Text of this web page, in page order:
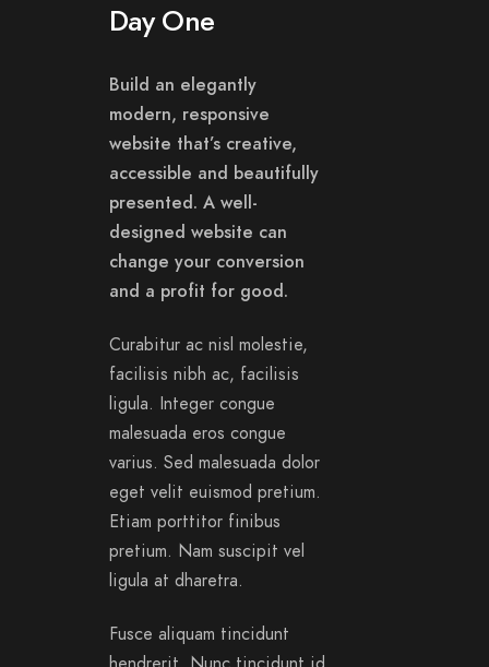
Day One
Build an elegantly
modern, responsive
website that’s creative,
accessible and beautifully
presented. A well-
designed website can
change your conversion
and a profit for good.
Curabitur ac nisl molestie,
facilisis nibh ac, facilisis
ligula. Integer congue
malesuada eros congue
varius. Sed malesuada dolor
eget velit euismod pretium.
Etiam porttitor finibus
pretium. Nam suscipit vel
ligula at dharetra.
Fusce aliquam tincidunt